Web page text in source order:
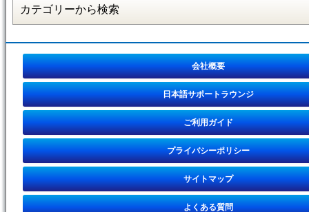
会社概要
日本語サポートラウンジ
ご利用ガイド
プライバシーポリシー
サイトマップ
よくある質問